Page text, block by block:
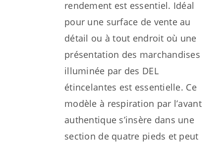
rendement est essentiel. Idéal
pour une surface de vente au
détail ou à tout endroit où une
présentation des marchandises
illuminée par des DEL
étincelantes est essentielle. Ce
modèle à respiration par l’avant
authentique s’insère dans une
section de quatre pieds et peut